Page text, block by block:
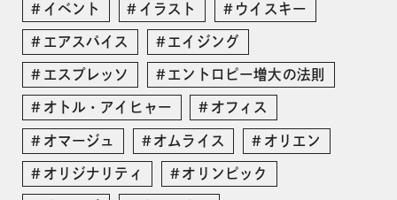
イベント イラスト ウイスキー
エアスパイス エイジング
エスプレッソ エントロピー増大の法則
オトル・アイヒャー オフィス
オマージュ オムライス オリエン
オリジナリティ オリンピック